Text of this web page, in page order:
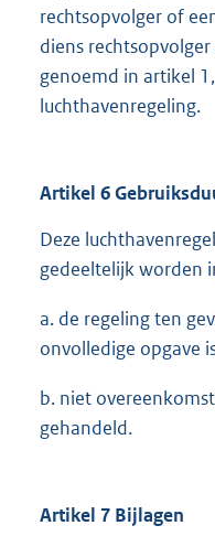
rechtsopvolger of
diens
genoemd in artikel
luchthavenregeling.
Artikel 6
Deze
gedeeltelijk worden
a. de regeling ten
onvolledige opgave
b. niet
gehandeld.
Artikel 7 Bijlagen